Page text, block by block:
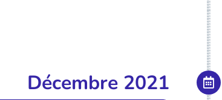
Décembre 2021